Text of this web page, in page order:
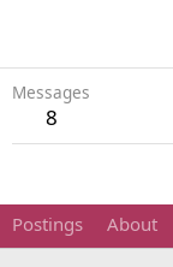
Messages
8
Postings About